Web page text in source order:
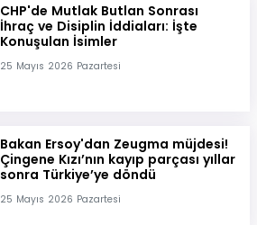
CHP'de Mutlak Butlan Sonrası
İhraç ve Disiplin İddiaları: İşte
Konuşulan İsimler
25 Mayıs 2026 Pazartesi
Bakan Ersoy'dan Zeugma müjdesi!
Çingene Kızı’nın kayıp parçası yıllar
sonra Türkiye’ye döndü
25 Mayıs 2026 Pazartesi